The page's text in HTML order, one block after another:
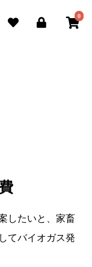
0
したいと、家畜
てバイオガス発